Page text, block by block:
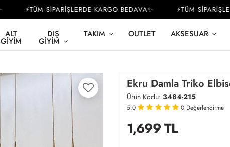
⚡TÜM SİPARİŞLERDE KARGO BEDAVA✨ ⚡TÜM
ALT
GIYIM
DIŞ
GIYIM
TAKIM OUTLET AKSESUAR
Ekru Damla Triko
Ürün Kodu: 3484-215
5.0 0 Değerlendirme
1,699TL